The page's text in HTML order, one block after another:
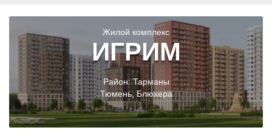
Жилой комплекс
ИГРИМ
Район:Тарманы
Тюмень,Блюхера